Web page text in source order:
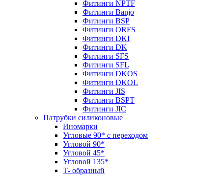
Фитинги NPTF
Фитинги Banjo
Фитинги BSP
Фитинги ORFS
Фитинги DKI
Фитинги DK
Фитинги SFS
Фитинги SFL
Фитинги DKOS
Фитинги DKOL
Фитинги JIS
Фитинги BSPT
Фитинги JIC
Патрубки силиконовые
Иномарки
Угловые 90* с переходом
Угловой 90*
Угловой 45*
Угловой 135*
Т- образный